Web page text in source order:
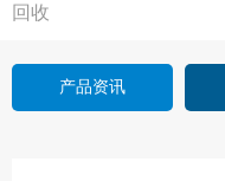
回收
产品资讯